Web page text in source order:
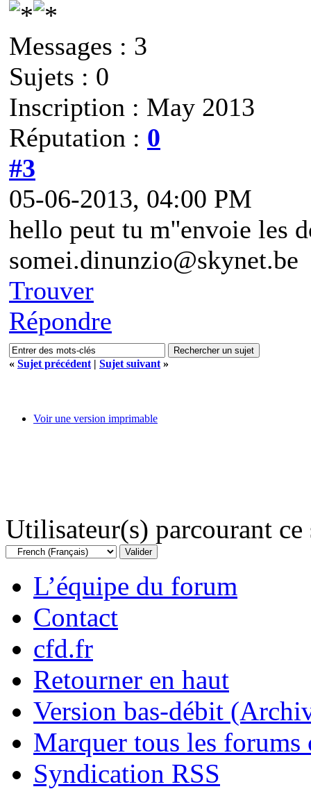
Messages : 3
Sujets : 0
Inscription : May 2013
Réputation : 0
#3
05-06-2013, 04:00 PM
hello peut tu m''envoie les
somei.dinunzio@skynet.be
Trouver
Répondre
« Sujet précédent | Sujet suivant »
Voir une version imprimable
Utilisateur(s) parcourant
L’équipe du forum
Contact
cfd.fr
Retourner en haut
Version bas-débit
Marquer tous les forums
Syndication RSS